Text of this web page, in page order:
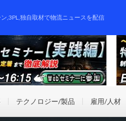
,3PL,独自取材で物流ニュースを配信
テクノロジー/製品 雇用/人材